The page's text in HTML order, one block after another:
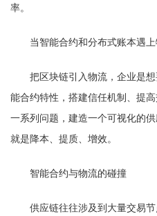
率。
当智能合约和分布式账本遇上
把区块链引入物流，企业是想
能合约特性，搭建信任机制、提
一系列问题，建造一个可视化的
就是降本、提质、增效。
智能合约与物流的碰撞
供应链往往涉及到大量交易节